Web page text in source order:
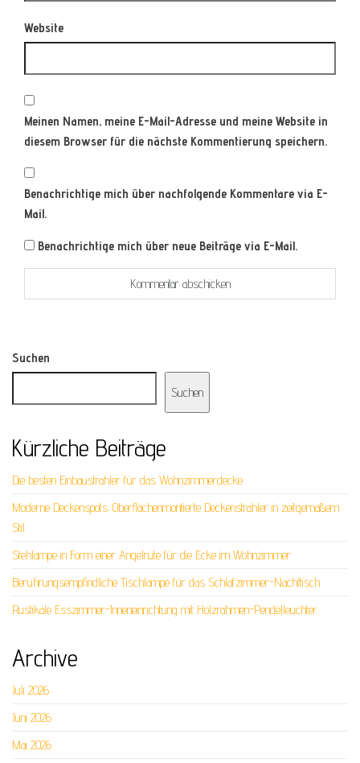
Website
Meinen Namen, meine E-Mail-Adresse und meine Website in
diesem Browser für die nächste Kommentierung speichern.
Benachrichtige mich über nachfolgende Kommentare via E-
Mail.
Benachrichtige mich über neue Beiträge via E-Mail.
Suchen
Suchen
Kürzliche Beiträge
Die besten Einbaustrahler für das Wohnzimmerdecke
Moderne Deckenspots: Oberflächenmontierte Deckenstrahler in zeitgemäßem
Stil
Stehlampe in Form einer Angelrute für die Ecke im Wohnzimmer
Berührungsempfindliche Tischlampe für das Schlafzimmer-Nachttisch
Rustikale Esszimmer-Inneneinrichtung mit Holzrahmen-Pendelleuchter
Archive
Juli 2026
Juni 2026
Mai 2026